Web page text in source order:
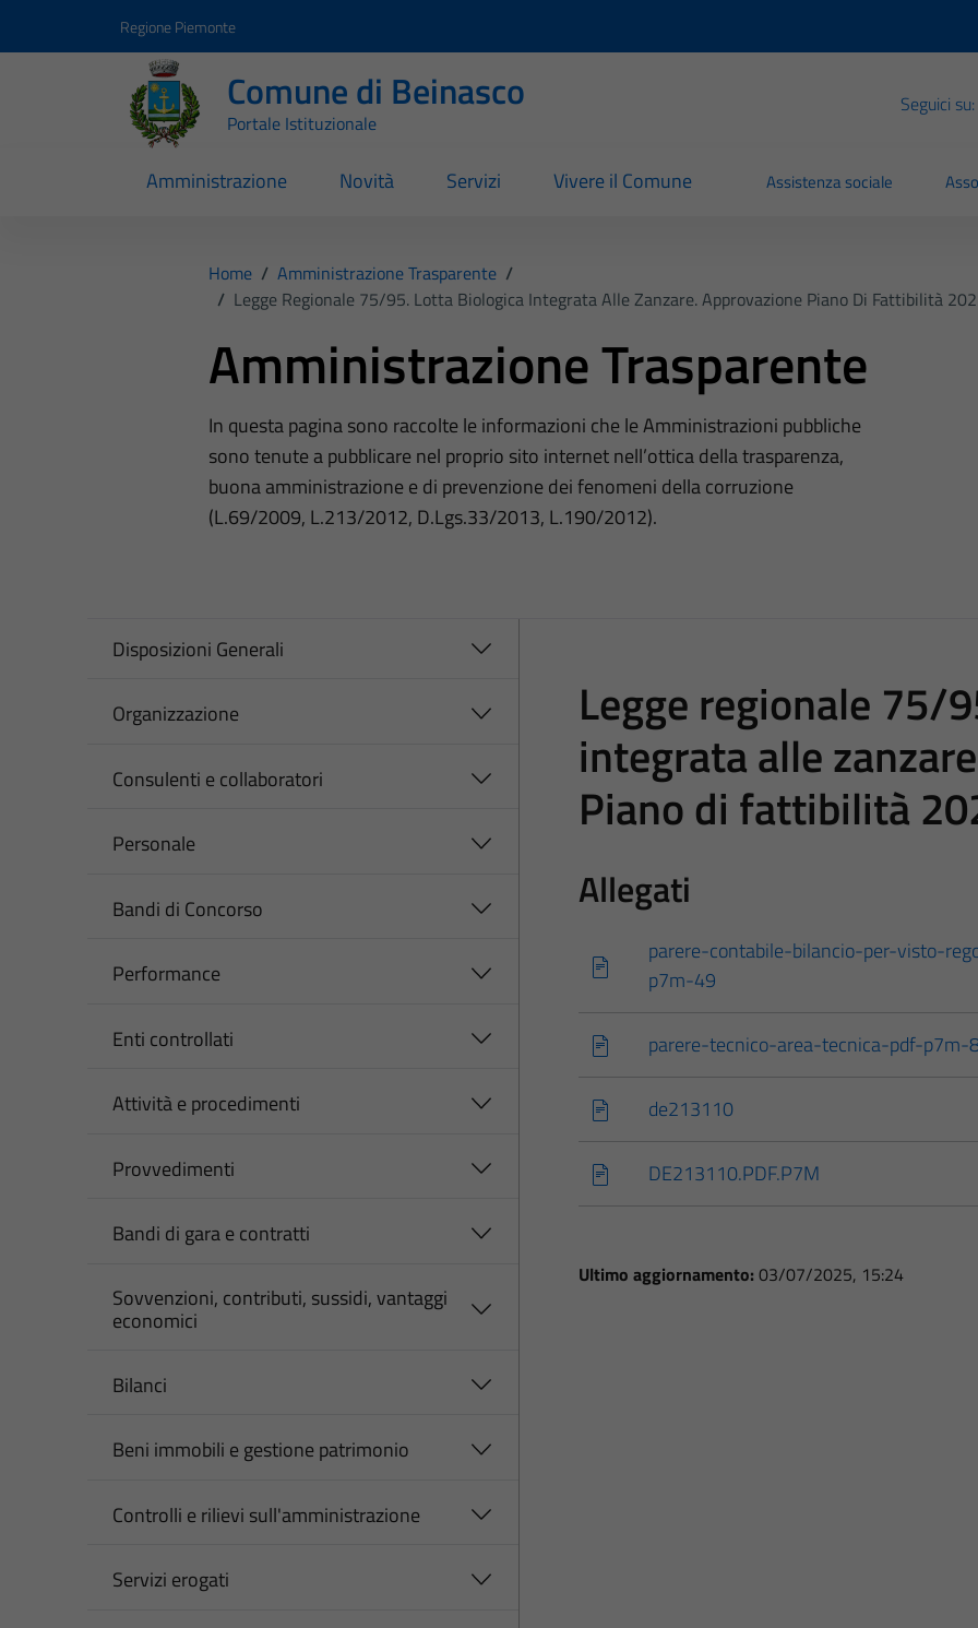
Regione Piemonte
Comune di Beinasco
Portale Istituzionale
Seguici su:
Amministrazione Novità Servizi Vivere il Comune Assistenza sociale
Home / Amministrazione Trasparente /
/ Legge Regionale 75/95. Lotta Biologica Integrata Alle Zanzare. Approvazione Piano Di Fattibilità
Amministrazione Trasparente
In questa pagina sono raccolte le informazioni che le Amministrazioni pubbliche
sono tenute a pubblicare nel proprio sito internet nell’ottica della trasparenza,
buona amministrazione e di prevenzione dei fenomeni della corruzione
(L.69/2009, L.213/2012, D.Lgs.33/2013, L.190/2012).
Disposizioni Generali
Organizzazione
Consulenti e collaboratori
Personale
Bandi di Concorso
Performance
Enti controllati
Attività e procedimenti
Provvedimenti
Bandi di gara e contratti
Sovvenzioni, contributi, sussidi, vantaggi
economici
Bilanci
Beni immobili e gestione patrimonio
Controlli e rilievi sull'amministrazione
Servizi erogati
Legge regionale 75/
integrata alle
Piano di fattibilità
Allegati
parere-contabile-bilancio-per-visto-
p7m-49
parere-tecnico-area-tecnica-pdf-p7m-
de213110
DE213110.PDF.P7M
Ultimo aggiornamento: 03/07/2025, 15:24